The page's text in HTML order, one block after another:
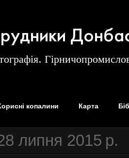
копалини Карта
липня 2015 р.